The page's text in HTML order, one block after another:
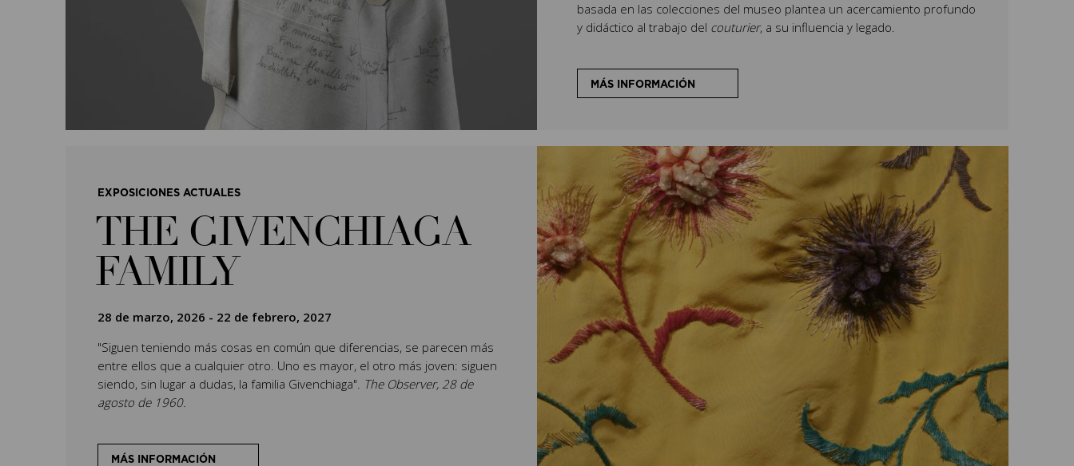
basada en las colecciones del museo plantea un acercamiento profundo
y didáctico al trabajo del couturier, a su influencia y legado.
MÁS INFORMACIÓN
EXPOSICIONES ACTUALES
THE GIVENCHIAGA
FAMILY
28 de marzo, 2026 - 22 de febrero, 2027
"Siguen teniendo más cosas en común que diferencias, se parecen más
entre ellos que a cualquier otro. Uno es mayor, el otro más joven: siguen
siendo, sin lugar a dudas, la familia Givenchiaga". The Observer, 28 de
agosto de 1960.
MÁS INFORMACIÓN